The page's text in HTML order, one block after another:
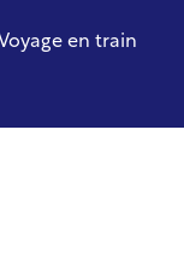
Voyage en train